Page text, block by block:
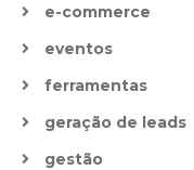
e-commerce
eventos
ferramentas
geração de leads
gestão